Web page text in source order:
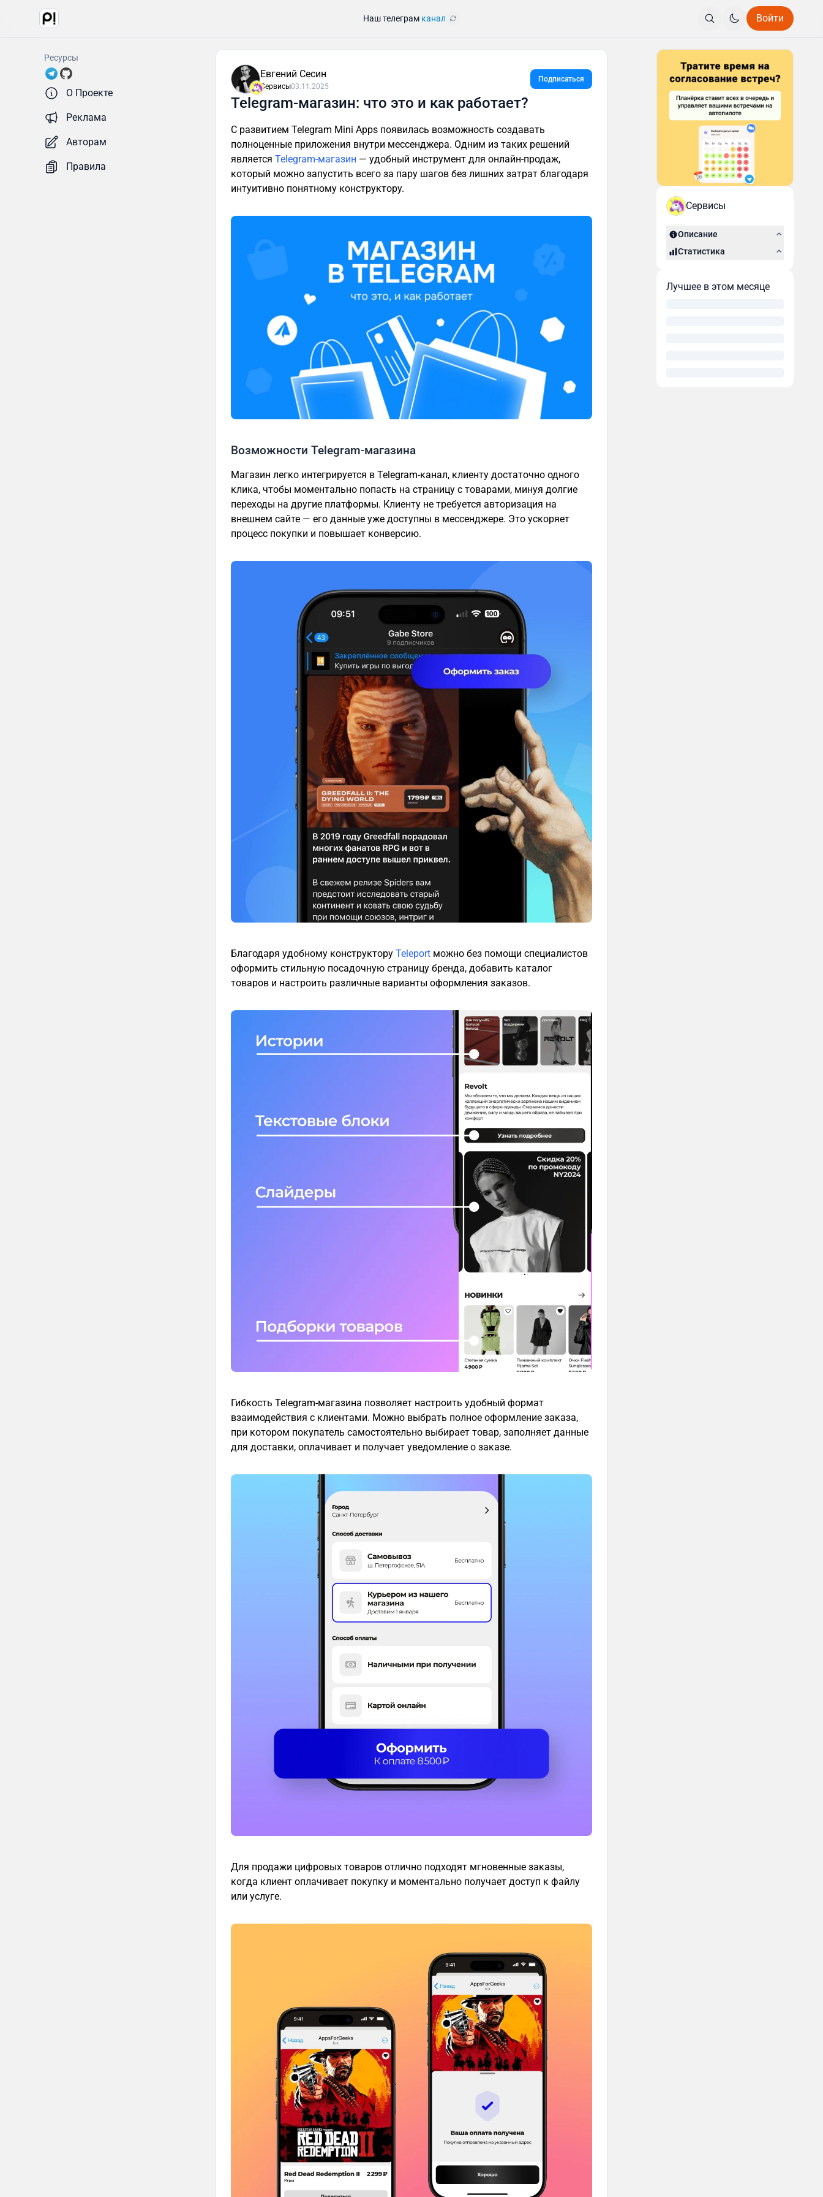
Наш телеграм канал Войти
Ресурсы
О Проекте
Реклама
Авторам
Правила
Евгений Сесин
Сервисы03.11.2025
Подписаться
Telegram-магазин: что это и как работает?
С развитием Telegram Mini Apps появилась возможность создавать
полноценные приложения внутри мессенджера. Одним из таких решений
является Telegram-магазин — удобный инструмент для онлайн-продаж,
который можно запустить всего за пару шагов без лишних затрат благодаря
интуитивно понятному конструктору.
Возможности Telegram-магазина
Магазин легко интегрируется в Telegram-канал, клиенту достаточно одного
клика, чтобы моментально попасть на страницу с товарами, минуя долгие
переходы на другие платформы. Клиенту не требуется авторизация на
внешнем сайте — его данные уже доступны в мессенджере. Это ускоряет
процесс покупки и повышает конверсию.
Благодаря удобному конструктору Teleport можно без помощи специалистов
оформить стильную посадочную страницу бренда, добавить каталог
товаров и настроить различные варианты оформления заказов.
Гибкость Telegram-магазина позволяет настроить удобный формат
взаимодействия с клиентами. Можно выбрать полное оформление заказа,
при котором покупатель самостоятельно выбирает товар, заполняет данные
для доставки, оплачивает и получает уведомление о заказе.
Для продажи цифровых товаров отлично подходят мгновенные заказы,
когда клиент оплачивает покупку и моментально получает доступ к файлу
или услуге.
Сервисы
Описание
Статистика
Лучшее в этом месяце